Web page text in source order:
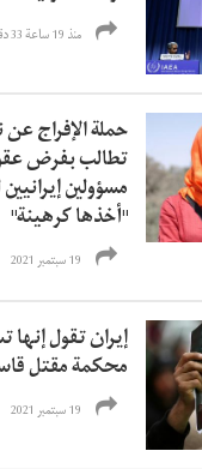
منذ 19 ساعة 33 دقیقة
حملة الإفراج عن
مسؤولين
"أخذها كرهينة"
19 سبتمبر 2021
إيران تقول إنها
محكمة مقتل
19 سبتمبر 2021